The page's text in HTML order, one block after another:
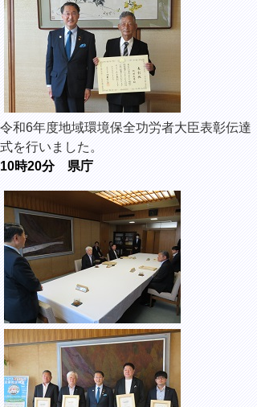
令和6年度地域環境保全功労者大臣表彰伝達
式を行いました。
10時20分 県庁